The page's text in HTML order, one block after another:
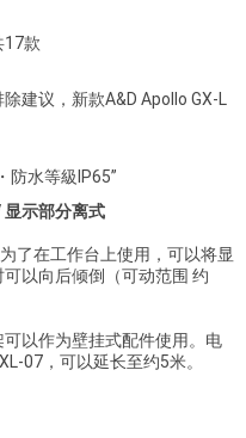
17款
建议，新款A&D Apollo GX-L
防水等級IP65”
显示部分离式
了在工作台上使用，可以将显
以向后倾倒（可动范围 约
以作为壁挂式配件使用。电
07，可以延长至约5米。